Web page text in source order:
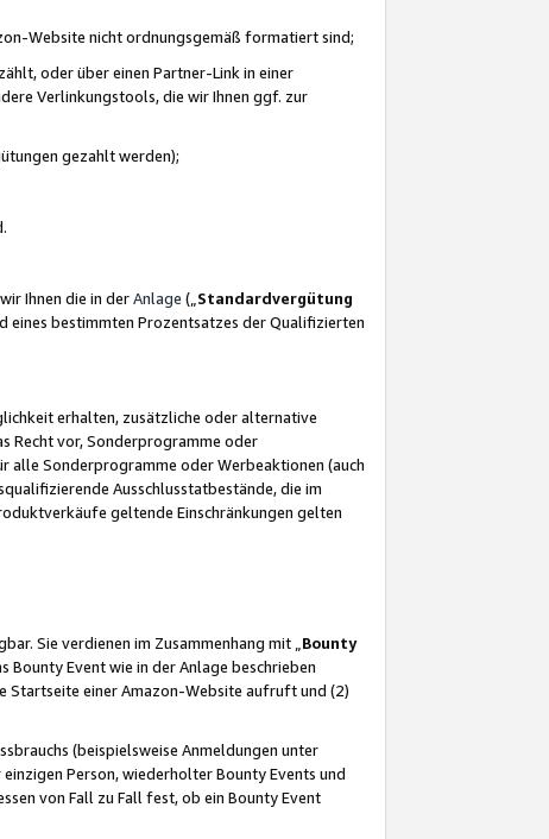
Website nicht ordnungsgemäß formatiert sind;
oder über einen Partner-Link in einer
Verlinkungstools, die wir Ihnen ggf. zur
gezahlt werden);
Ihnen die in derAnlage („ Standardvergütung
eines bestimmten Prozentsatzes der Qualifizierten
erhalten, zusätzliche oder alternative
Recht vor, Sonderprogramme oder
Sonderprogramme oder Werbeaktionen (auch
Ausschlusstatbestände, die im
geltende Einschränkungen gelten
Sie verdienen im Zusammenhang mit „ Bounty
Bounty Event wie in der Anlage beschrieben
Startseite einer Amazon-Website aufruft und (2)
(beispielsweise Anmeldungen unter
Person, wiederholter Bounty Events und
von Fall zu Fall fest, ob ein Bounty Event